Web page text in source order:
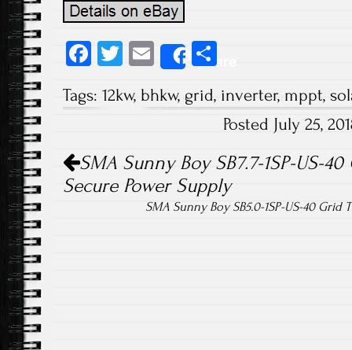
Fa
b
ok
T
tt
E
m
ail
Share
re
Tags: 12kw, bhkw, grid, inverter, mppt,
Posted July 25,
Post navigation
SMA Sunny Boy SB7.7-1SP-US-
Secure Power Supply
SMA Sunny Boy SB5.0-1SP-US-40